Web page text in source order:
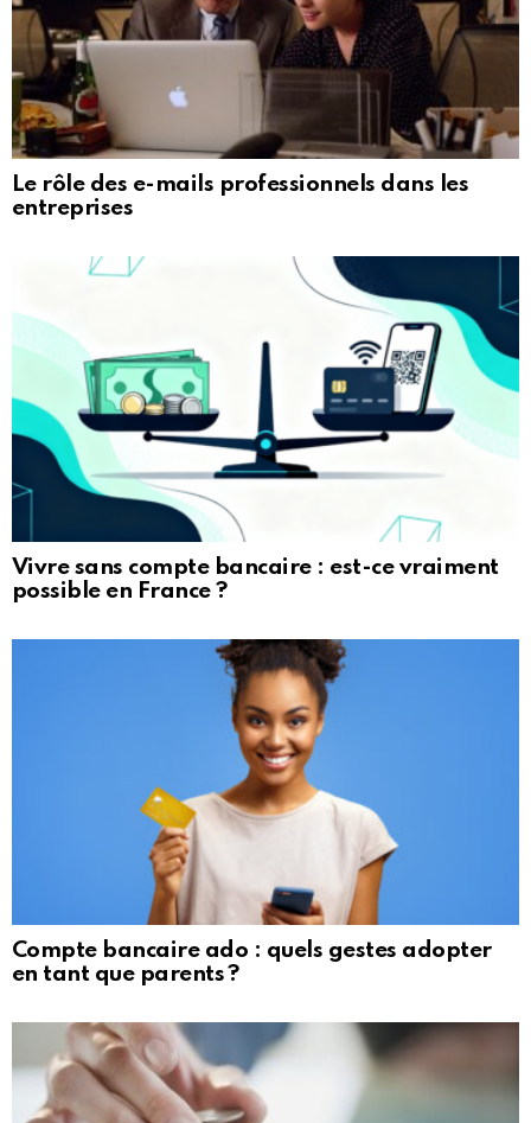
Le rôle des e-mails professionnels dans les
entreprises
Vivre sans compte bancaire : est-ce vraiment
possible en France ?
Compte bancaire ado : quels gestes adopter
en tant que parents ?